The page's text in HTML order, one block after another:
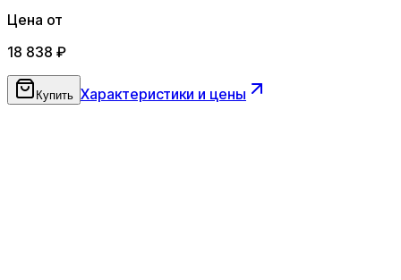
Цена от
18 838 ₽
Купить Характеристики и цены